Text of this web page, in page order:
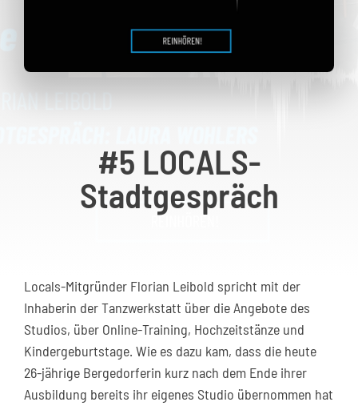
Kontakt
#5 LOCALS-
Stadtgespräch
Locals-Mitgründer Florian Leibold spricht mit der
Inhaberin der Tanzwerkstatt über die Angebote des
Studios, über Online-Training, Hochzeitstänze und
Kindergeburtstage. Wie es dazu kam, dass die heute
26-jährige Bergedorferin kurz nach dem Ende ihrer
Ausbildung bereits ihr eigenes Studio übernommen hat